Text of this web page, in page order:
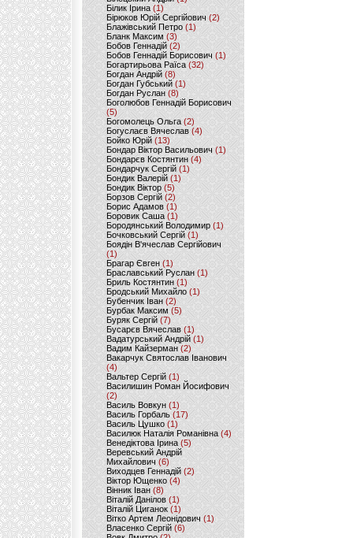
Білик Ірина (1)
Бірюков Юрій Сергійович (2)
Блажівський Петро (1)
Бланк Максим(3)
Бобов Геннадій (2)
Бобов Геннадій Борисович (1)
Богартирьова Раїса (32)
Богдан Андрій(8)
Богдан Губський (1)
Богдан Руслан(8)
Боголюбов Геннадій Борисович
(5)
Богомолець Ольга (2)
Богуслаєв Вячеслав (4)
Бойко Юрій (13)
Бондар Віктор Васильович (1)
Бондарєв Костянтин (4)
Бондарчук Сергій(1)
Бондик Валерій (1)
Бондик Віктор(5)
Борзов Сергiй (2)
Борис Адамов(1)
Боровик Саша (1)
Бородянський Володимир (1)
Бочковський Сергій (1)
Боядін В'ячеслав Сергійович
(1)
Брагар Євген (1)
Браславський Руслан (1)
Бриль Костянтин (1)
Бродський Михайло (1)
Бубенчик Іван(2)
Бурбак Максим (5)
Буряк Сергій (7)
Бусарєв Вячеслав (1)
Вадатурський Андрій (1)
Вадим Кайзерман (2)
Вакарчук Святослав Іванович
(4)
Вальтер Сергій (1)
Василишин Роман Йосифович
(2)
Василь Вовкун (1)
Василь Горбаль (17)
Василь Цушко (1)
Василюк Наталія Романівна (4)
Венедіктова Ірина(5)
Веревський Андрій
Михайлович (6)
Виходцев Геннадій (2)
Віктор Ющенко (4)
Вінник Іван (8)
Віталій Данілов (1)
Віталій Циганок (1)
Вітко Артем Леонідович(1)
Власенко Сергій (6)